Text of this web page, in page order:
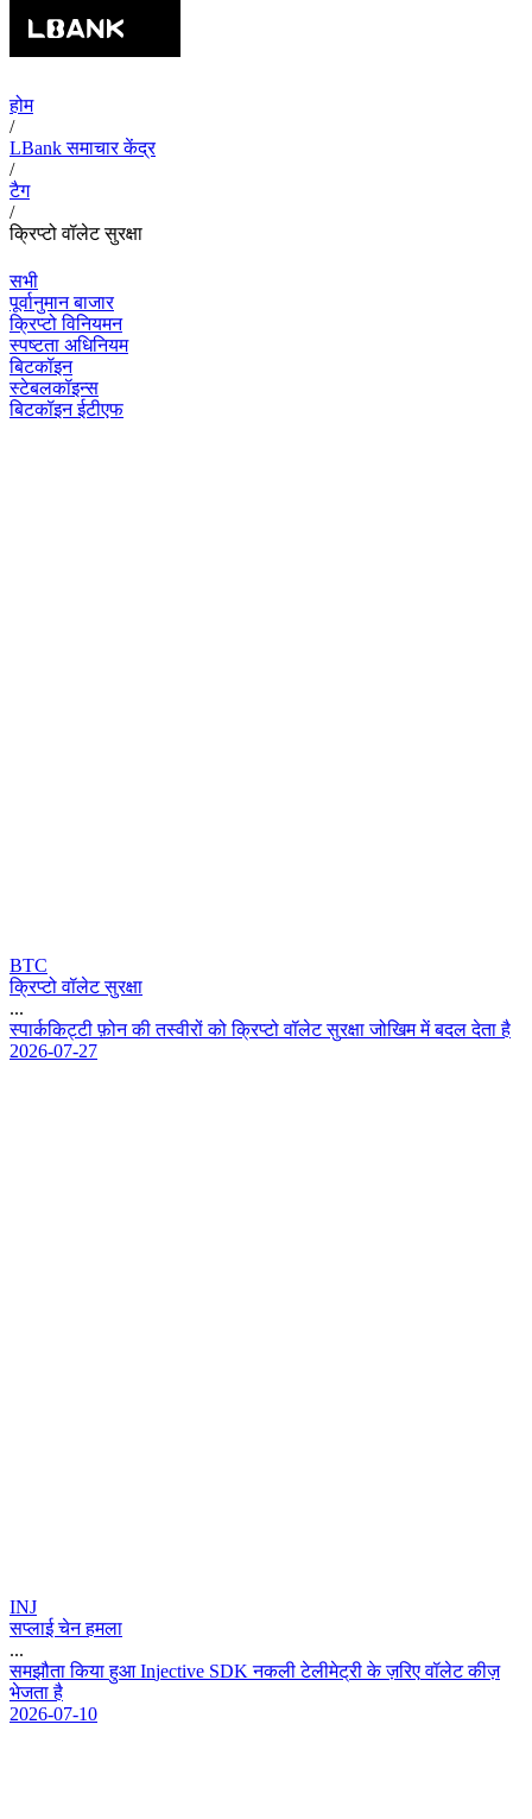
होम
/
LBank समाचार केंद्र
/
टैग
/
क्रिप्टो वॉलेट सुरक्षा
सभी
पूर्वानुमान बाजार
क्रिप्टो विनियमन
स्पष्टता अधिनियम
बिटकॉइन
स्टेबलकॉइन्स
बिटकॉइन ईटीएफ
BTC
क्रिप्टो वॉलेट सुरक्षा
...
सपरकटट फन क तसवर क कपट वलट सरक जखम म बदल दत ह
2026-07-27
INJ
सप्लाई चेन हमला
...
समझत कय हआ Injective SDK नकल टलमटर क जरए वलट कज
भजत ह
2026-07-10